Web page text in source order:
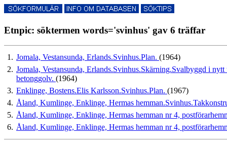
Etnpic: söktermen words='svinhus' gav 6 träffar
1. Jomala, Vestansunda, Erlands.Svinhus.Plan. (1964)
2. Jomala, Vestansunda, Erlands.Svinhus.Skärning.Svalbyggd i
betonggolv. (1964)
3. Enklinge, Bostens.Elis Karlsson.Svinhus.Plan. (1967)
4. Åland, Kumlinge, Enklinge, Hermas
5. Åland, Kumlinge, Enklinge, Hermas hemman nr 4,
6. Åland, Kumlinge, Enklinge, Hermas hemman nr 4,